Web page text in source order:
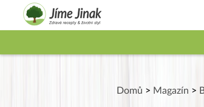
Domů > Magazín >